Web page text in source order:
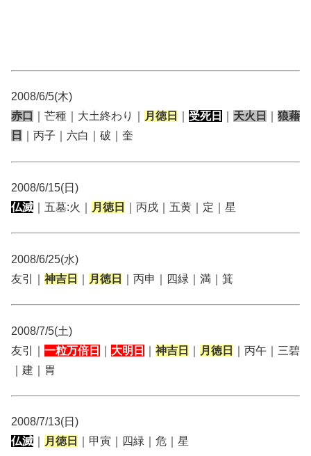
2008/6/5(木)
赤口
｜芒種｜大土終わり｜ 月徳日 受死日 天火日
狼藉
日
｜丙子｜六白｜破｜奎
2008/6/15(日)
仏滅 ｜五墓:火｜ 月徳日 ｜丙戌｜五黄｜定｜星
2008/6/25(水)
友引｜ 神吉日 月徳日 ｜丙申｜四緑｜満｜箕
2008/7/5(土)
友引｜ 一粒万倍日 大明日 神吉日 月徳日
｜丙午｜三碧
｜建｜胃
2008/7/13(日)
仏滅
月徳日 ｜甲寅｜四緑｜危｜星